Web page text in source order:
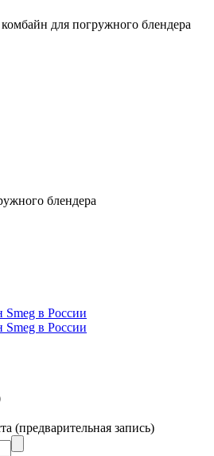
для погружного блендера
блендера
(предварительная запись)